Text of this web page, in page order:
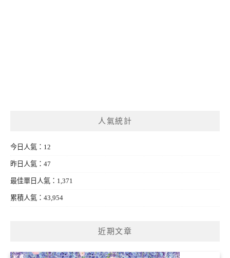
人氣統計
今日人氣：12
昨日人氣：47
最佳單日人氣：1,371
累積人氣：43,954
近期文章